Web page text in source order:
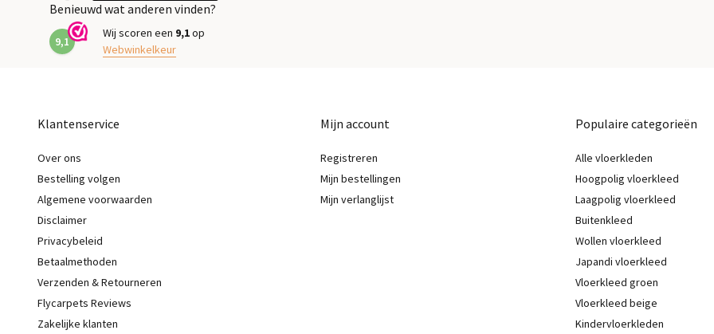
Benieuwd wat anderen vinden?
9,1
Wij scoren een 9,1op
Webwinkelkeur
Klantenservice
Over ons
Bestelling volgen
Algemene voorwaarden
Disclaimer
Privacybeleid
Betaalmethoden
Verzenden & Retourneren
Flycarpets Reviews
Zakelijke klanten
Mijn account
Registreren
Mijn bestellingen
Mijn verlanglijst
Populaire categorieën
Alle vloerkleden
Hoogpolig vloerkleed
Laagpolig vloerkleed
Buitenkleed
Wollen vloerkleed
Japandi vloerkleed
Vloerkleed groen
Vloerkleed beige
Kindervloerkleden